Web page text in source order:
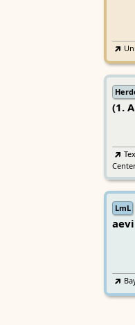
(1.
LmL
aevi